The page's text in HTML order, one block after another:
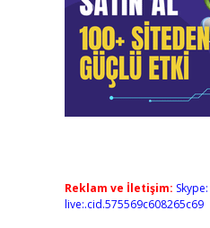
Reklam ve İletişim: Skype:
live:.cid.575569c608265c69